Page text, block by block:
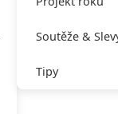
Soutěže &
Tipy